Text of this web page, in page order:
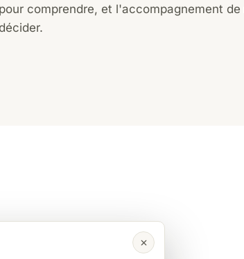
pour comprendre, et l'accompagnement de
décider.